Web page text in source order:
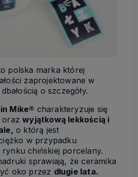
polska marka której
zaprojektowane w
o szczegóły.
Mike® charakteryzuje się
orazwyjątkową lekkością i
o którą jest
w przypadku
chińskiej porcelany.
sprawiają, że ceramika
oko przez długie lata.